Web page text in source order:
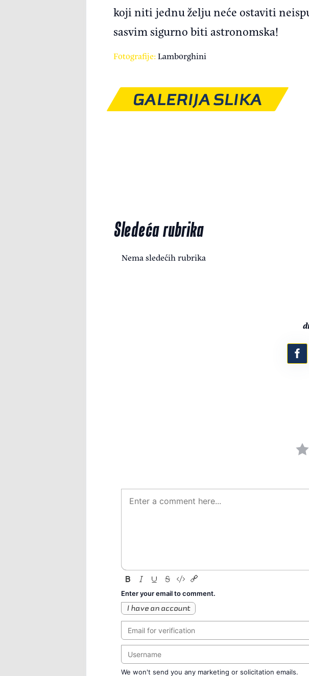
koji niti jednu želju neće ostaviti
sasvim sigurno biti astronomska!
Fotografije:Lamborghini
GALERIJA SLIKA
Sledeća rubrika
Nema sledećih rubrika
Enter your email to comment.
I have an account
We won't send you any marketing or solicitation emails.